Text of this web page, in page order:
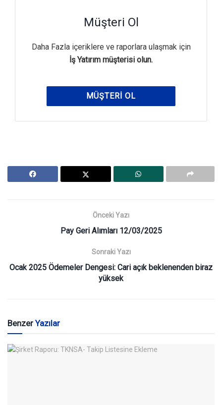
Müşteri Ol
Daha Fazla içeriklere ve raporlara ulaşmak için
İş Yatırım müşterisi olun.
MÜŞTERI OL
Önceki Yazı
Pay Geri Alımları 12/03/2025
Sonraki Yazı
Ocak 2025 Ödemeler Dengesi: Cari açık beklenenden biraz
yüksek
BenzerYazılar